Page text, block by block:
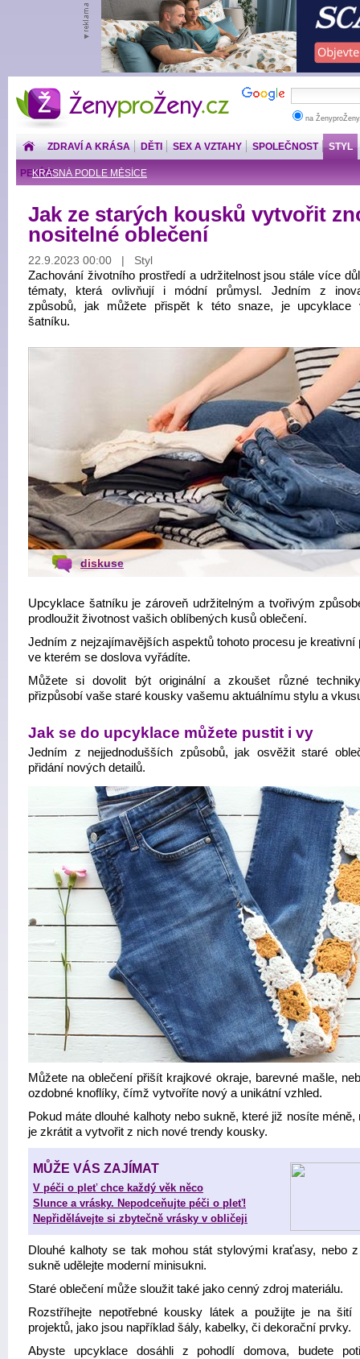
ŽenyproŽeny.cz
na
ZDRAVÍ A KRÁSA DĚTI SEX A VZTAHY SPOLEČNOST STYL
KRÁSNÁ PODLE MĚSÍCE
PENÍZE
Jak ze starých kousků vytvořit
nositelné oblečení
22.9.2023 00:00 | Styl
Zachování životního prostředí a udržitelnost jsou stále více
tématy, která ovlivňují i módní průmysl. Jedním z
způsobů, jak můžete přispět k této snaze, je upcyklace
šatníku.
diskuse
Upcyklace šatníku je zároveň udržitelným a tvořivým
prodloužit životnost vašich oblíbených kusů oblečení.
Jedním z nejzajímavějších aspektů tohoto procesu je kreativní
ve kterém se doslova vyřádíte.
Můžete si dovolit být originální a zkoušet různé
přizpůsobí vaše staré kousky vašemu aktuálnímu stylu a
Jak se do upcyklace můžete pustit i vy
Jedním z nejjednodušších způsobů, jak osvěžit staré
přidání nových detailů.
Můžete na oblečení přišít krajkové okraje, barevné mašle,
ozdobné knoflíky, čímž vytvoříte nový a unikátní vzhled.
Pokud máte dlouhé kalhoty nebo sukně, které již nosíte méně,
je zkrátit a vytvořit z nich nové trendy kousky.
MŮŽE VÁS ZAJÍMAT
V péči o pleť chce každý věk něco
Slunce a vrásky. Nepodceňujte péči o pleť!
Nepřidělávejte si zbytečně vrásky v obličeji
Dlouhé kalhoty se tak mohou stát stylovými kraťasy, nebo z
sukně udělejte moderní minisukni.
Staré oblečení může sloužit také jako cenný zdroj materiálu.
Rozstříhejte nepotřebné kousky látek a použijte je na šití
projektů, jako jsou například šály, kabelky, či dekorační prvky.
Abyste upcyklace dosáhli z pohodlí domova, budete